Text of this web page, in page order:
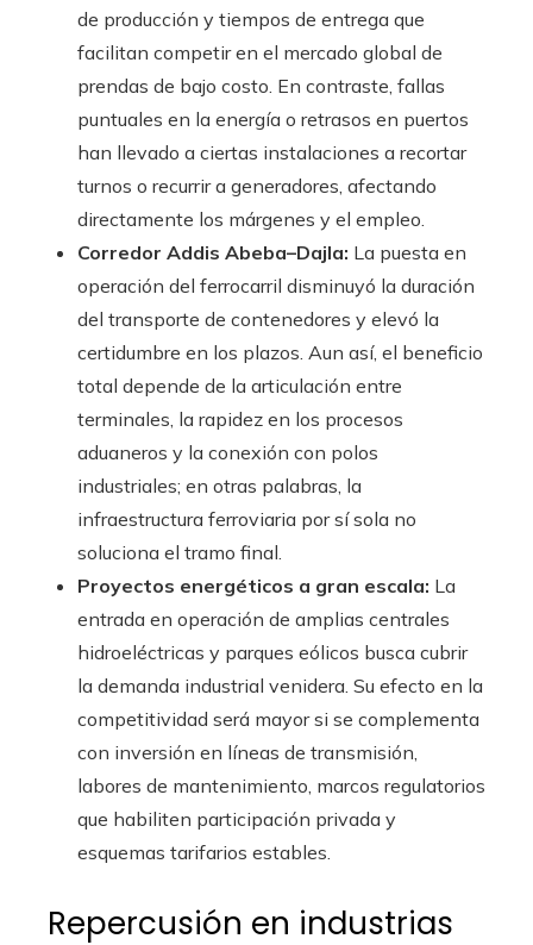
de producción y tiempos de entrega que
facilitan competir en el mercado global de
prendas de bajo costo. En contraste, fallas
puntuales en la energía o retrasos en puertos
han llevado a ciertas instalaciones a recortar
turnos o recurrir a generadores, afectando
directamente los márgenes y el empleo.
Corredor Addis Abeba–Dajla: La puesta en
operación del ferrocarril disminuyó la duración
del transporte de contenedores y elevó la
certidumbre en los plazos. Aun así, el beneficio
total depende de la articulación entre
terminales, la rapidez en los procesos
aduaneros y la conexión con polos
industriales; en otras palabras, la
infraestructura ferroviaria por sí sola no
soluciona el tramo final.
Proyectos energéticos a gran escala: La
entrada en operación de amplias centrales
hidroeléctricas y parques eólicos busca cubrir
la demanda industrial venidera. Su efecto en la
competitividad será mayor si se complementa
con inversión en líneas de transmisión,
labores de mantenimiento, marcos regulatorios
que habiliten participación privada y
esquemas tarifarios estables.
Repercusión en industrias